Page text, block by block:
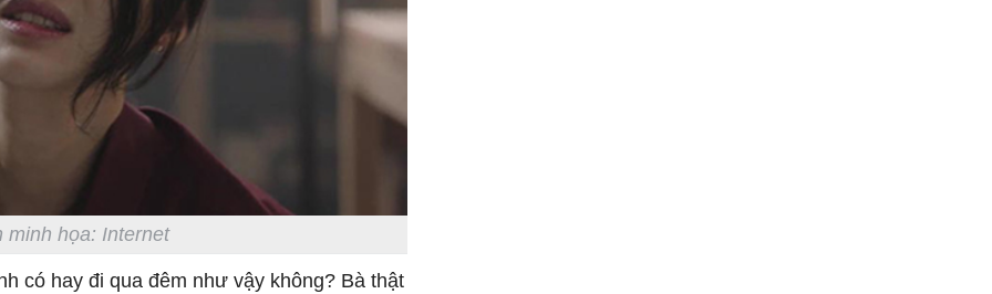
minh họa: Internet
có hay đi qua đêm như vậy không? Bà thật